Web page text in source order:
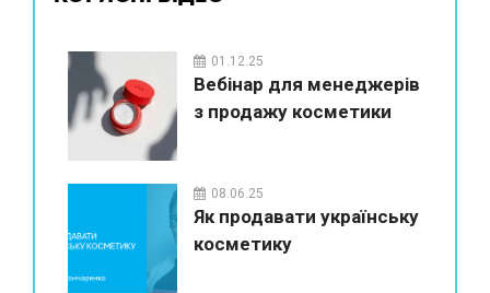
01.12.25
Вебінар для менеджерів
з продажу косметики
08.06.25
Як продавати українську
косметику